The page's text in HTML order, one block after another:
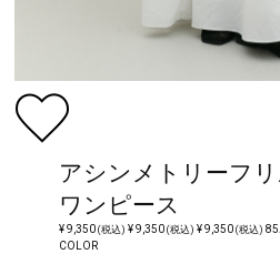
アシンメトリーフ
ワンピース
¥ 9,350(税込) ¥ 9,350(税込) ¥ 9,350(税込) 85
COLOR